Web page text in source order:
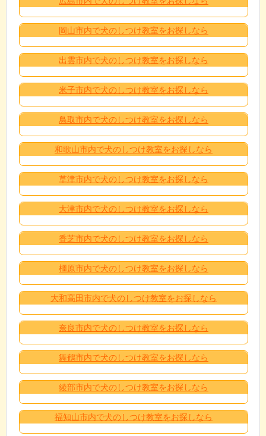
岡山市内で犬のしつけ教室をお探しなら
出雲市内で犬のしつけ教室をお探しなら
米子市内で犬のしつけ教室をお探しなら
鳥取市内で犬のしつけ教室をお探しなら
和歌山市内で犬のしつけ教室をお探しなら
草津市内で犬のしつけ教室をお探しなら
大津市内で犬のしつけ教室をお探しなら
香芝市内で犬のしつけ教室をお探しなら
橿原市内で犬のしつけ教室をお探しなら
大和高田市内で犬のしつけ教室をお探しなら
奈良市内で犬のしつけ教室をお探しなら
舞鶴市内で犬のしつけ教室をお探しなら
綾部市内で犬のしつけ教室をお探しなら
福知山市内で犬のしつけ教室をお探しなら